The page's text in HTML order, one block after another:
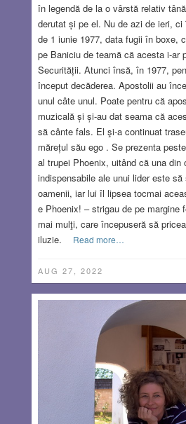
în legendă de la o vârstă relativ
derutat și pe el. Nu de azi de ieri,
de 1 iunie 1977, data fugii în boxe,
pe Baniciu de teamă că acesta i-ar
Securității. Atunci însă, în 1977,
început decăderea. Apostolii au
unul câte unul. Poate pentru că
muzicală și și-au dat seama că
să cânte fals. El şi-a continuat
mărețul său ego . Se prezenta
al trupei Phoenix, uitând că una din
indispensabile ale unui lider este
oamenii, iar lui îl lipsea tocmai
e Phoenix! – strigau de pe margine
mai mulţi, care începuseră să
iluzie.
Read more…
AUG 27, 2022